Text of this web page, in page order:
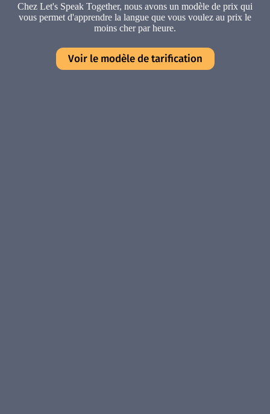
Chez Let's Speak Together, nous avons un modèle de prix qui
vous permet d'apprendre la langue que vous voulez au prix le
moins cher par heure.
Voir le modèle de tarification